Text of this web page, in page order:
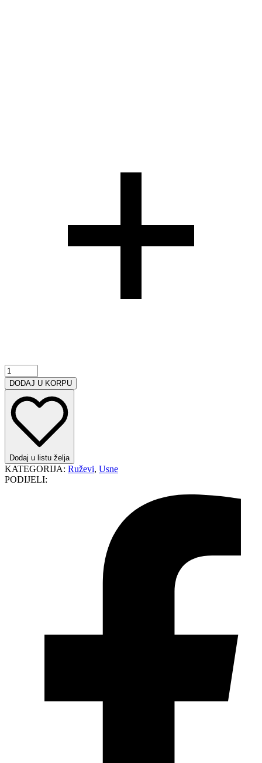
Flormar
Deluxe
Cashmere
Stylo
ruž
za
usne
količina
DODAJ U KORPU
Dodaj u listu želja
KATEGORIJA: Ruževi, Usne
PODIJELI: